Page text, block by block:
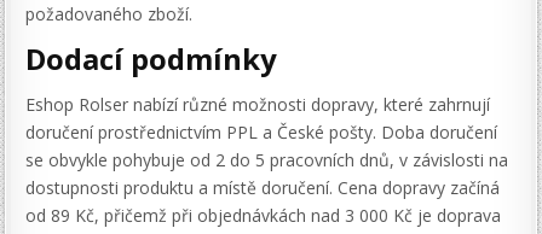
požadovaného zboží.
Dodací podmínky
Eshop Rolser nabízí různé možnosti dopravy, které zahrnují
doručení prostřednictvím PPL a České pošty. Doba doručení
se obvykle pohybuje od 2 do 5 pracovních dnů, v závislosti na
dostupnosti produktu a místě doručení. Cena dopravy začíná
od 89 Kč, přičemž při objednávkách nad 3 000 Kč je doprava